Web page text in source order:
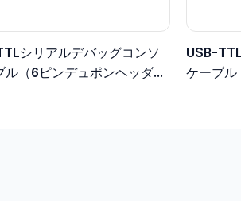
シリアルデバッグコンソ
ル（6ピンデュポンヘッダ
USB-
ケーブル